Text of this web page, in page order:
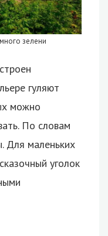
зелени
гуляют
можно
По словам
Для маленьких
уголок